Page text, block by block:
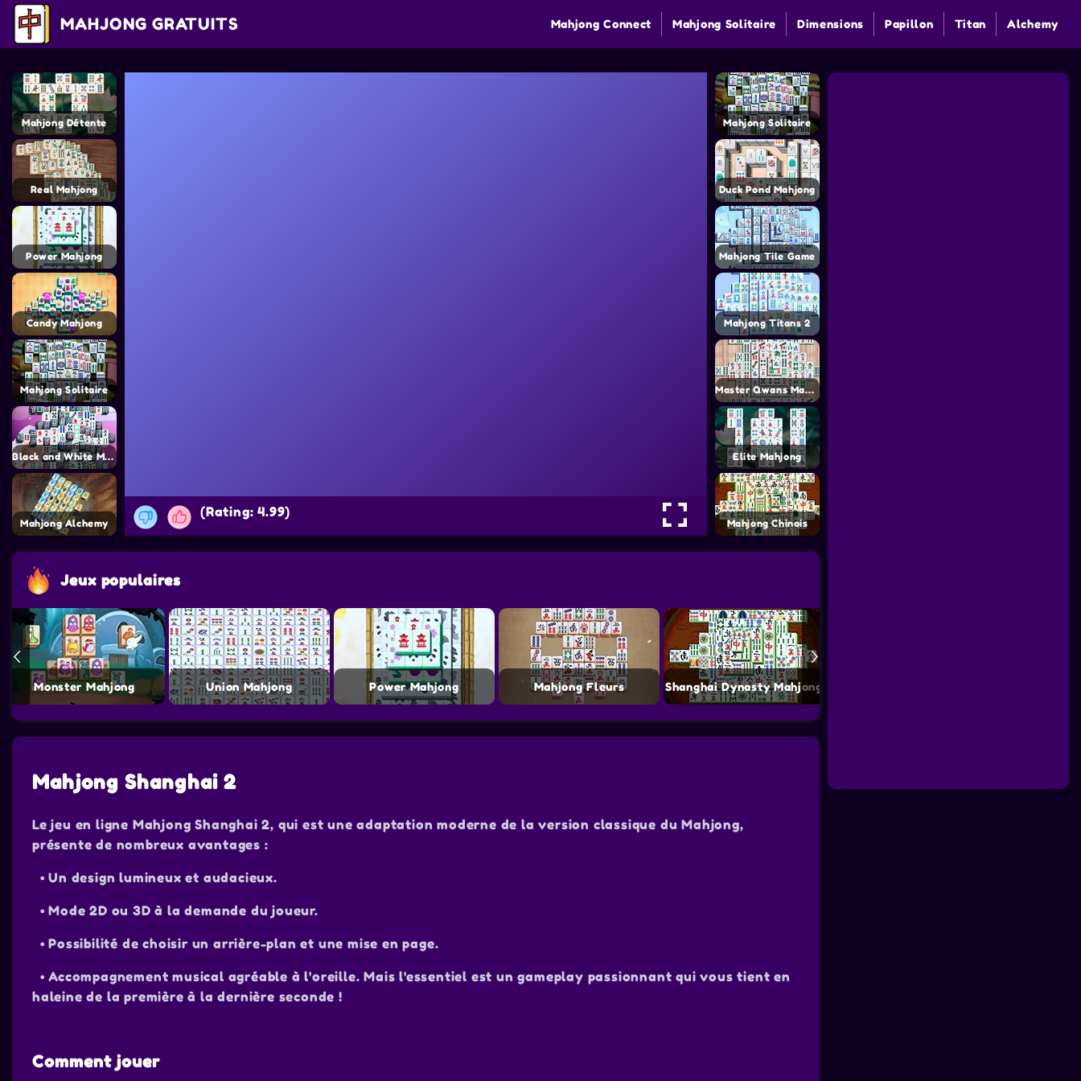
MAHJONG GRATUITS Mahjong Connect Mahjong Solitaire Dimensions Papillon Titan Alchemy
Mahjong Détente
Real Mahjong
Power Mahjong
Candy Mahjong
Mahjong Solitaire
Black and White Mahjong 2
Mahjong Alchemy
(Rating: 4.99)
Mahjong Solitaire
Duck Pond Mahjong
Mahjong Tile Game
Mahjong Titans 2
Master Qwans Mahjong
Elite Mahjong
Mahjong Chinois
Jeux populaires
Monster Mahjong Union Mahjong Power Mahjong Mahjong Fleurs Shanghai Dynasty Mahjong
Mahjong Shanghai 2
Le jeu en ligne Mahjong Shanghai 2, qui est une adaptation moderne de la version classique du Mahjong,
présente de nombreux avantages :
• Un design lumineux et audacieux.
• Mode 2D ou 3D à la demande du joueur.
• Possibilité de choisir un arrière-plan et une mise en page.
• Accompagnement musical agréable à l'oreille. Mais l'essentiel est un gameplay passionnant qui vous tient en
haleine de la première à la dernière seconde !
Comment jouer